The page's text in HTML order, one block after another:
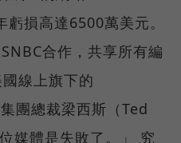
損高達6500萬美元。
合作，共享所有編
線上旗下的
總裁梁西斯（Ted
媒體是失敗了。」 究